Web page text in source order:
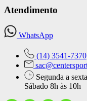
Atendimento
WhatsApp
(14) 3541-7370
Segunda a
Sábado 8h às 10h